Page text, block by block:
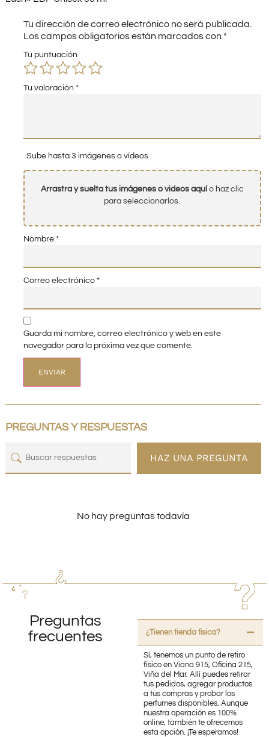
Tu dirección de correo electrónico no será publicada.
Los campos obligatorios están marcados con *
Tu puntuación
Tu valoración *
Sube hasta 3 imágenes o vídeos
Arrastra y suelta tus imágenes o videos aquío haz clic
para seleccionarlos.
Nombre *
Correo electrónico *
Guarda mi nombre, correo electrónico y web en este
navegador para la próxima vez que comente.
PREGUNTAS Y RESPUESTAS
HAZ UNA PREGUNTA
No hay preguntas todavía
Preguntas
frecuentes
¿Tienen tienda fisica?
Sí, tenemos un punto de retiro
físico en Viana 915, Oficina 215,
Viña del Mar. Allí puedes retirar
tus pedidos, agregar productos
a tus compras y probar los
perfumes disponibles. Aunque
nuestra operación es 100%
online, también te ofrecemos
esta opción. ¡Te esperamos!